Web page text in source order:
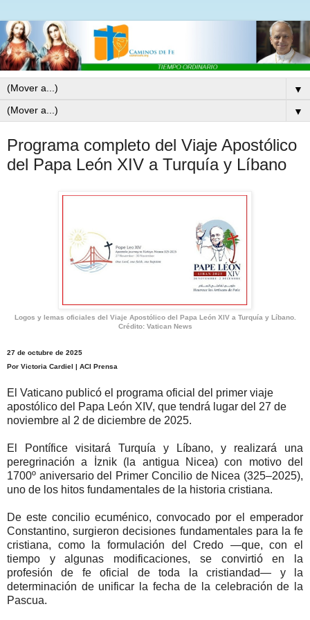
▼
▼
Programa completo del Viaje Apostólico
del Papa León XIV a Turquía y Líbano
Logos y lemas oficiales del Viaje Apostólico del Papa León XIV a Turquía y Líbano.
Crédito: Vatican News
27 de octubre de 2025
Por Victoria Cardiel | ACI Prensa
El Vaticano publicó el programa oficial del primer viaje
apostólico del Papa León XIV, que tendrá lugar del 27 de
noviembre al 2 de diciembre de 2025.
El Pontífice visitará Turquía y Líbano, y realizará una
peregrinación a İznik (la antigua Nicea) con motivo del
1700º aniversario del Primer Concilio de Nicea (325–2025),
uno de los hitos fundamentales de la historia cristiana.
De este concilio ecuménico, convocado por el emperador
Constantino, surgieron decisiones fundamentales para la fe
cristiana, como la formulación del Credo —que, con el
tiempo y algunas modificaciones, se convirtió en la
profesión de fe oficial de toda la cristiandad— y la
determinación de unificar la fecha de la celebración de la
Pascua.